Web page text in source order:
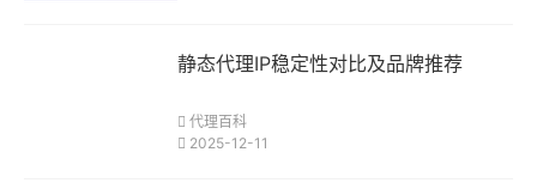
静态代理IP稳定性对比及品牌推荐
代理百科
2025-12-11